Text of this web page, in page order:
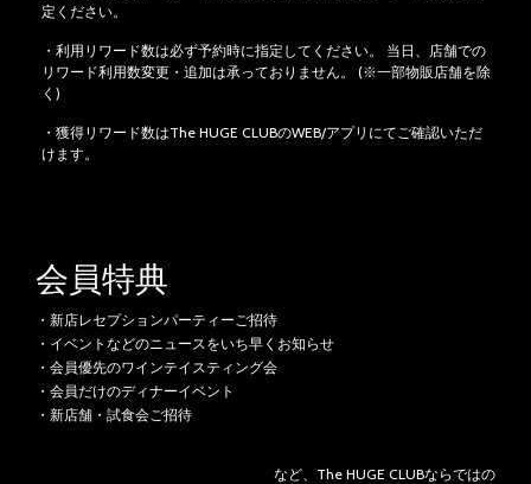
定ください。
・利用リワード数は必ず予約時に指定してください。
当日、店舗での
リワード利用数変更・追加は承っておりません。 (※一部物販店舗を除
く)
・獲得リワード数はThe HUGE CLUBのWEB/アプリにてご確認いただ
けます。
会員特典
・新店レセプションパーティーご招待
・イベントなどのニュースをいち早くお知らせ
・会員優先のワインテイスティング会
・会員だけのディナーイベント
・新店舗・試食会ご招待
など、The HUGE CLUBならではの